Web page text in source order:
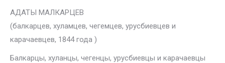
АДАТЫ МАЛКАРЦЕВ
(балкарцев, хуламцев, чегемцев, урусбиевцев и
карачаевцев, 1844 года )
Балкарцы, хуланцы, чегенцы, урусбиевцы и карачаевцы